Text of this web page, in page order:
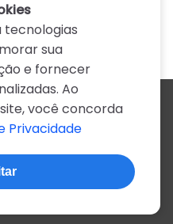
H I J
T U V W X
9
tecnologias
sua
e fornecer
Ao
você concorda
Privacidade